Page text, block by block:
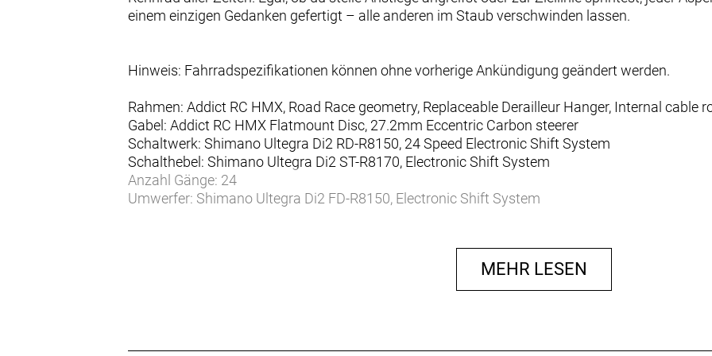
einem einzigen Gedanken gefertigt – alle anderen im Staub verschwinden lassen.
Hinweis: Fahrradspezifikationen können ohne vorherige Ankündigung geändert werden.
Rahmen: Addict RC HMX, Road Race geometry, Replaceable Derailleur Hanger, Internal cable
Gabel: Addict RC HMX Flatmount Disc, 27.2mm Eccentric Carbon steerer
Schaltwerk: Shimano Ultegra Di2 RD-R8150, 24 Speed Electronic Shift System
Schalthebel: Shimano Ultegra Di2 ST-R8170, Electronic Shift System
Anzahl Gänge: 24
Umwerfer: Shimano Ultegra Di2 FD-R8150, Electronic Shift System
Kurbelsatz: Shimano Ultegra FC-R8100, Hollowtech II 52x36
MEHR LESEN